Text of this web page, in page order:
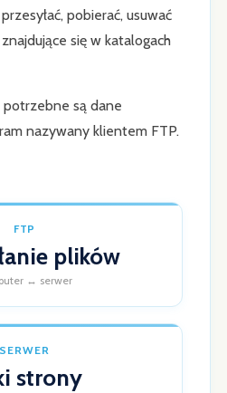
pobierać, usuwać
się w katalogach
są dane
nazywany klientem FTP.
FTP
plików
↔ serwer
SERWER
strony